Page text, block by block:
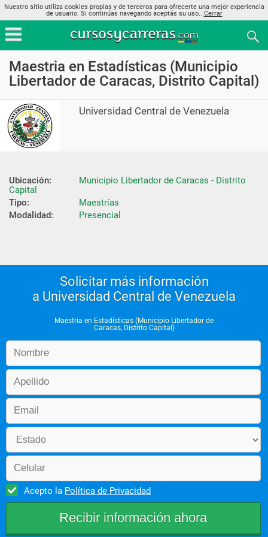
Nuestro sitio utiliza cookies propias y de terceros para ofrecerte una mejor experiencia
de usuario. Si continúas navegando aceptás su uso.. Cerrar
Maestria en Estadísticas (Municipio
Libertador de Caracas, Distrito Capital)
Universidad Central de Venezuela
Ubicación:
Municipio Libertador de Caracas - Distrito
Capital
Tipo:
Maestrías
Modalidad:
Presencial
Solicitar más información
a Universidad Central de Venezuela
Maestria en Estadísticas (Municipio Libertador de
Caracas, Distrito Capital)
Acepto la Política de Privacidad